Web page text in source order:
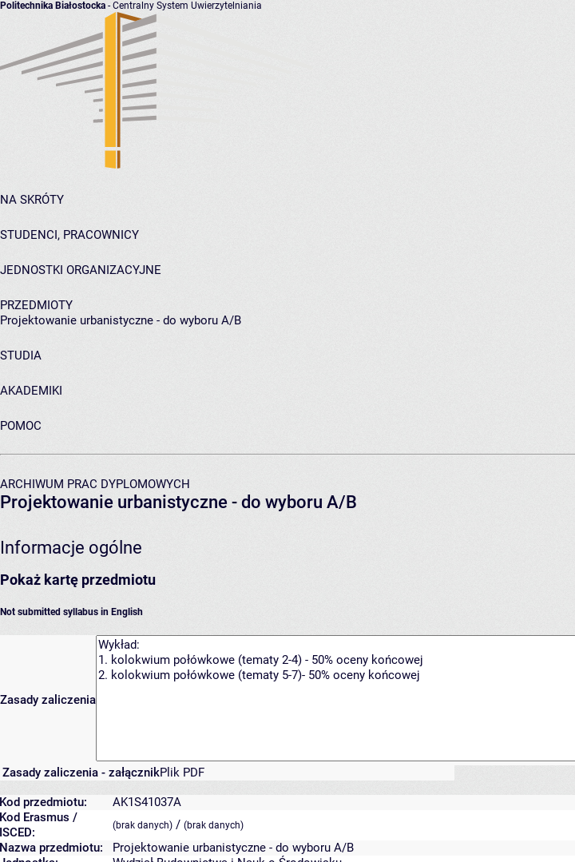
Politechnika Białostocka - Centralny System Uwierzytelniania
NA SKRÓTY
STUDENCI, PRACOWNICY
JEDNOSTKI ORGANIZACYJNE
PRZEDMIOTY
Projektowanie urbanistyczne - do wyboru A/B
STUDIA
AKADEMIKI
POMOC
ARCHIWUM PRAC DYPLOMOWYCH
Projektowanie urbanistyczne - do wyboru A/B
Informacje ogólne
Pokaż kartę przedmiotu
Not submitted syllabus in English
Zasady zaliczenia
Zasady zaliczenia - załącznikPlik PDF
Kod przedmiotu:
AK1S41037A
Kod Erasmus /
ISCED:
(brak danych) / (brak danych)
Nazwa przedmiotu:
Projektowanie urbanistyczne - do wyboru A/B